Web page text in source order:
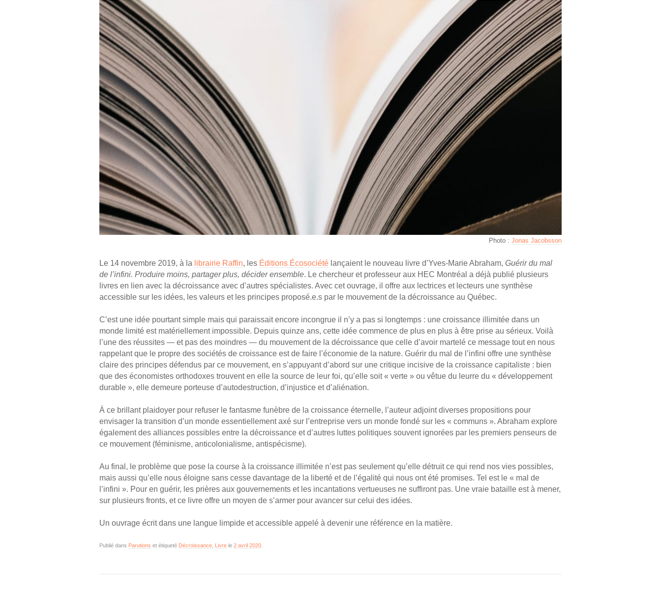
Photo : Jonas Jacobsson
Le 14 novembre 2019, à la librairie Raffin, les Éditions Écosociété lançaient le nouveau livre d’Yves-Marie Abraham, Guérir du mal
de l’infini. Produire moins, partager plus, décider ensemble. Le chercheur et professeur aux HEC Montréal a déjà publié plusieurs
livres en lien avec la décroissance avec d’autres spécialistes. Avec cet ouvrage, il offre aux lectrices et lecteurs une synthèse
accessible sur les idées, les valeurs et les principes proposé.e.s par le mouvement de la décroissance au Québec.
C’est une idée pourtant simple mais qui paraissait encore incongrue il n’y a pas si longtemps : une croissance illimitée dans un
monde limité est matériellement impossible. Depuis quinze ans, cette idée commence de plus en plus à être prise au sérieux. Voilà
l’une des réussites — et pas des moindres — du mouvement de la décroissance que celle d’avoir martelé ce message tout en nous
rappelant que le propre des sociétés de croissance est de faire l’économie de la nature. Guérir du mal de l’infini offre une synthèse
claire des principes défendus par ce mouvement, en s’appuyant d’abord sur une critique incisive de la croissance capitaliste : bien
que des économistes orthodoxes trouvent en elle la source de leur foi, qu’elle soit « verte » ou vêtue du leurre du « développement
durable », elle demeure porteuse d’autodestruction, d’injustice et d’aliénation.
À ce brillant plaidoyer pour refuser le fantasme funèbre de la croissance éternelle, l’auteur adjoint diverses propositions pour
envisager la transition d’un monde essentiellement axé sur l’entreprise vers un monde fondé sur les « communs ». Abraham explore
également des alliances possibles entre la décroissance et d’autres luttes politiques souvent ignorées par les premiers penseurs de
ce mouvement (féminisme, anticolonialisme, antispécisme).
Au final, le problème que pose la course à la croissance illimitée n’est pas seulement qu’elle détruit ce qui rend nos vies possibles,
mais aussi qu’elle nous éloigne sans cesse davantage de la liberté et de l’égalité qui nous ont été promises. Tel est le « mal de
l’infini ». Pour en guérir, les prières aux gouvernements et les incantations vertueuses ne suffiront pas. Une vraie bataille est à mener,
sur plusieurs fronts, et ce livre offre un moyen de s’armer pour avancer sur celui des idées.
Un ouvrage écrit dans une langue limpide et accessible appelé à devenir une référence en la matière.
Publié dans Parutions et étiqueté Décroissance Livre le 2 avril 2020